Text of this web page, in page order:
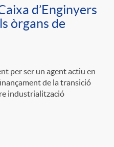
d’Enginyers
òrgans de
per ser un agent actiu en
de la transició
industrialització